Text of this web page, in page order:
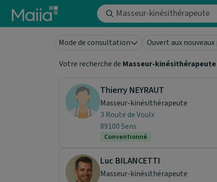
Aller au contenu principal
Mode de consultation Ouvert aux
Votre recherche de Masseur-kinésithérapeute
Thierry NEYRAUT
Masseur-kinésithérapeute
3 Route de Voulx
89100 Sens
Conventionné
Luc BILANCETTI
Masseur-kinésithérapeute